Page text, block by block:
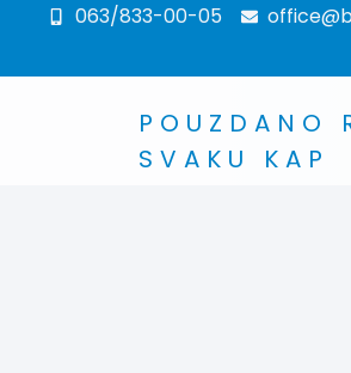
063/833-00-05
POUZDANO
SVAKU KAP